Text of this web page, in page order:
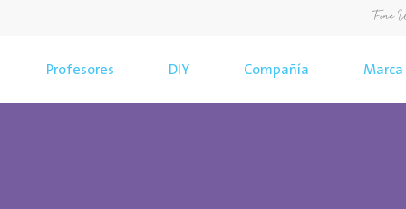
Profesores DIY Compañía Marca